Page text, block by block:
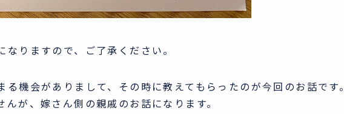
りますので、ご了承ください。
機会がありまして、その時に教えてもらったのが今回のお話です。
が、嫁さん側の親戚のお話になります。